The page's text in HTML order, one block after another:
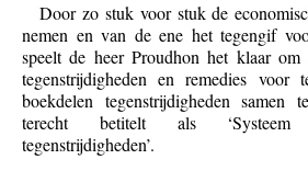
Door zo stuk voor stuk de
nemen en van de ene het tegengif
speelt de heer Proudhon het klaar om
tegenstrijdigheden en remedies voor
boekdelen tegenstrijdigheden
terecht betitelt als ‘Systeem
tegenstrijdigheden’.